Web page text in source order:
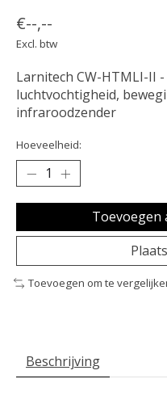
€--,--
Excl. btw
Larnitech CW-HTMLI-II
luchtvochtigheid,
infraroodzender
Hoeveelheid:
Toevoegen
Toevoegen om te
Beschrijving